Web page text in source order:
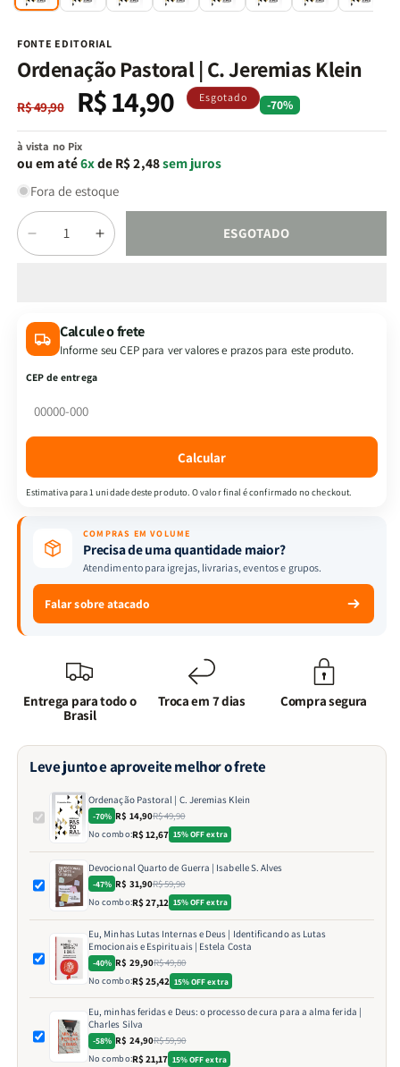
janela
FONTE EDITORIAL
Ordenação Pastoral | C. Jeremias Klein
Preço
normal
R$ 49,90
Preço
promocional
R$ 14,90 Esgotado -70%
à vista no Pix
ou em até6xde R$ 2,48sem juros
Fora de estoque
Quantidade
Diminuir
a
Pastoral
|
C.
Klein
Aumentar
a
Pastoral
|
ESGOTADO
Calcule o frete
Informe seu CEP para ver valores e prazos para este produto.
CEP de entrega
Calcular
Estimativa para 1 unidade deste produto. O valor final é confirmado no checkout.
COMPRAS EM VOLUME
Precisa de uma quantidade maior?
Atendimento para igrejas, livrarias, eventos e grupos.
Falar sobre atacado
Entrega para todo o
Brasil
Troca em 7 dias Compra segura
Leve junto e aproveite melhor o frete
Ordenação Pastoral | C. Jeremias Klein
-70% R$ 14,90R$ 49,90
No combo:R$ 12,67 15% OFF extra
Devocional Quarto de Guerra | Isabelle S. Alves
-47% R$ 31,90R$ 59,90
No combo:R$ 27,12 15% OFF extra
Eu, Minhas Lutas Internas e Deus | Identificando as Lutas
Emocionais e Espirituais | Estela Costa
-40% R$ 29,90R$ 49,80
No combo:R$ 25,42 15% OFF extra
Eu, minhas feridas e Deus: o processo de cura para a alma ferida |
Charles Silva
-58% R$ 24,90R$ 59,90
No combo:R$ 21,17 15% OFF extra